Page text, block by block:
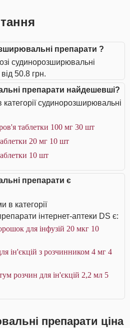
препарати ?
судинорозширювальні
50.8 грн.
препарати найдешевші?
судинорозширювальні
таблетки 100 мг 30 шт
20 мг 10 шт
10 шт
препарати є
категорії
інтернет-аптеки DS є:
для інфузій 20 мкг 10
ін'єкцій з розчинником 4 мг 4
розчин для ін'єкцій 2,2 мл 5
препарати ціна